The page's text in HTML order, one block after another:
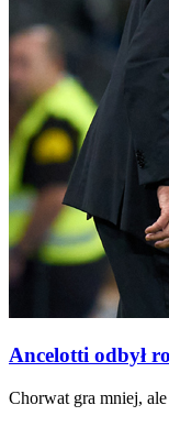
Ancelotti odbył
Chorwat gra mniej,